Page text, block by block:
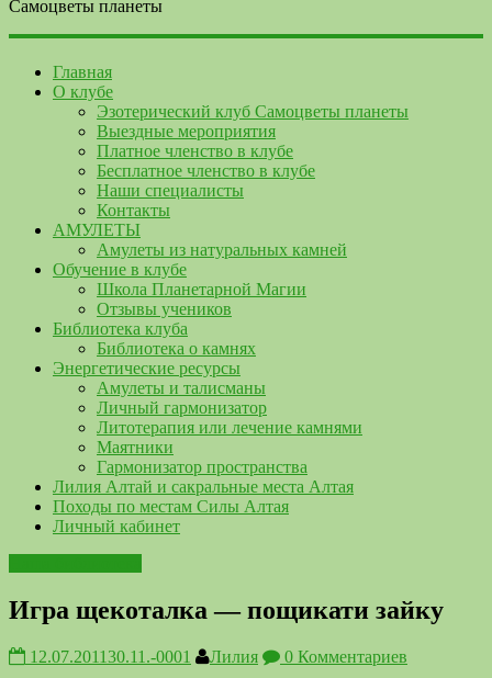
Самоцветы планеты
Главная
О клубе
Эзотерический клуб Самоцветы планеты
Выездные мероприятия
Платное членство в клубе
Бесплатное членство в клубе
Наши специалисты
Контакты
АМУЛЕТЫ
Амулеты из натуральных камней
Обучение в клубе
Школа Планетарной Магии
Отзывы учеников
Библиотека клуба
Библиотека о камнях
Энергетические ресурсы
Амулеты и талисманы
Личный гармонизатор
Литотерапия или лечение камнями
Маятники
Гармонизатор пространства
Лилия Алтай и сакральные места Алтая
Походы по местам Силы Алтая
Личный кабинет
Игра щекоталка — пощикати зайку
12.07.201130.11.-0001 Лилия 0 Комментариев